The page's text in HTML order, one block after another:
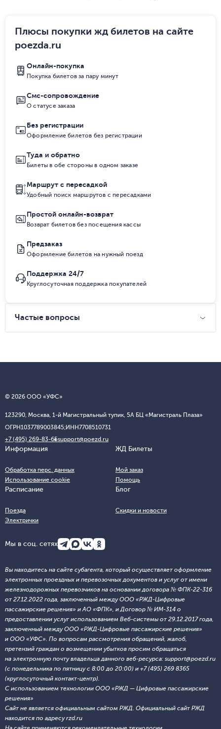
Плюсы покупки жд билетов на сайте
poezda.ru
Онлайн-покупка
Покупка билетов за пару минут
Смс-сопровождение
О статусе заказа
Без регистрации
Оформление билетов без регистрации
Туда и обратно
Билеты в обе стороны в одном заказе
Маршрут с пересадкой
Удобный поиск маршрутов с пересадками
Простой онлайн-возврат
Возврат билетов без посещения кассы
Предзаказ
Оформление билетов на нужный поезд
Поддержка 24/7
Круглосуточная поддержка покупателей
Частые вопросы
© 2026 ООО «УФС»
123290, Москва, 1-й Магистральный тупик, 5А БЦ «Магистраль Плаза»
ОГРН1037789003845;ИНН7708510731
+7 (495) 269-83-65support@poezd.ru
Информация
Обработка перс. данных
Использование cookie
ЖД Билеты
Мой заказ
Помощь
Расписание
Поезда
Электрички
Блог
Скидки и новости
Мы в соц. сетях
Вы находитесь на сайте субагента, который осуществляет оформление
электронных проездных и перевозочных документов и услуг от имени
железнодорожных перевозчиков на основании договора № ФПК-22-316
от 27.12.2022 года, заключенный между ООО «РЖД-Цифровые
пассажирские решения» и АО «ФПК», и Договор № ИМ-314 о
предоставлении услуг использованием Веб-системы от 29.12.2017 года,
заключенный между ООО «РЖД-Цифровые пассажирские решения»
и ООО «УФС». По вопросам рассмотрения обращений, жалоб,
претензий граждан о возмещении убытков просим обращаться
на электронную почту владельца данного веб-ресурса: support@poezd.ru
(с понедельника по пятницу с 8:00 до 20:00) и +7 (495) 269 8365
(круглосуточный контакт-центр).
С использованием технологии ООО «РЖД — Цифровые пассажирские
решения»
Сайт не является официальным сайтом РЖД. Официальный сайт РЖД
находится по адресу rzd.ru